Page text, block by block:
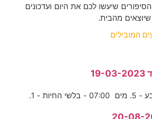
שיעשו לכם את היום ועדכונים
מהבית.
המובילים